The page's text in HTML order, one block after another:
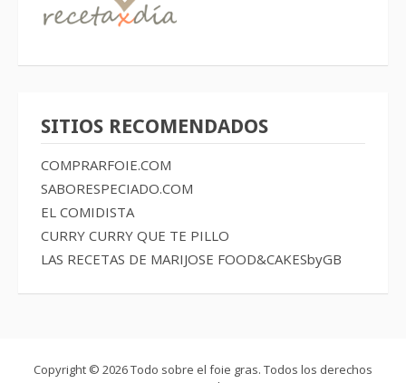
SITIOS RECOMENDADOS
COMPRARFOIE.COM
SABORESPECIADO.COM
EL COMIDISTA
CURRY CURRY QUE TE PILLO
LAS RECETAS DE MARIJOSE FOOD&CAKESbyGB
Copyright © 2026 Todo sobre el foie gras. Todos los derechos